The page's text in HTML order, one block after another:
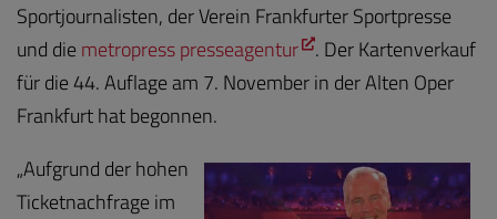
Sportjournalisten, der Verein Frankfurter Sportpresse
und die metropress presseagentur . Der Kartenverkauf
für die 44. Auflage am 7. November in der Alten Oper
Frankfurt hat begonnen.
„Aufgrund der hohen
Ticketnachfrage im